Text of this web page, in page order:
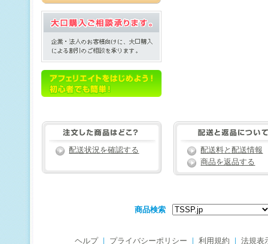
配送状況を確認する
配送料と配送情報
商品を返品する
商品検索
ヘルプ プライバシーポリシー 利用規約 法規表